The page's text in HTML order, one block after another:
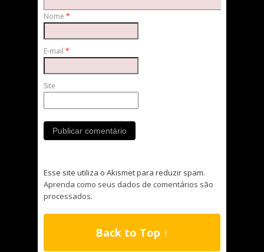
Nome *
E-mail *
Site
Esse site utiliza o Akismet para reduzir spam.
Aprenda como seus dados de comentários são
processados.
Back to Top ↑